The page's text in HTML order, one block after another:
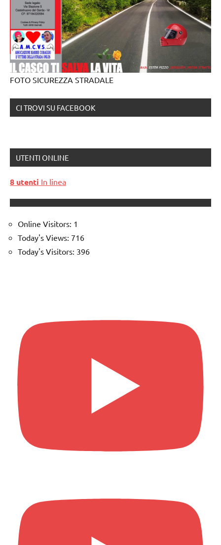
FOTO SICUREZZA STRADALE
CI TROVI SU FACEBOOK
UTENTI ONLINE
8 utenti In linea
Online Visitors: 1
Today's Views: 716
Today's Visitors: 396